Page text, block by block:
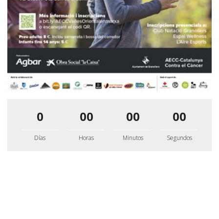
0
Días
00
Horas
00
Minutos
00
Segundos